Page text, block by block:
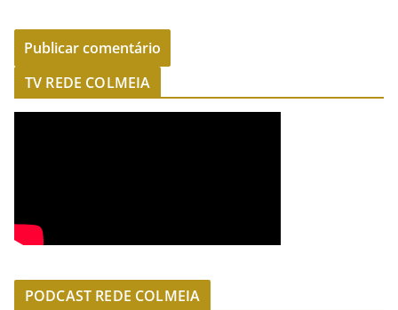
TV REDE COLMEIA
PODCAST REDE COLMEIA